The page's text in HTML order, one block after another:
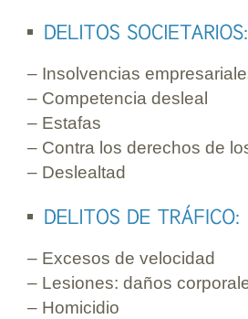
– Insolvencias
– Competencia desleal
– Estafas
– Contra los derechos de
– Deslealtad
– Excesos de velocidad
– Lesiones: daños
– Homicidio